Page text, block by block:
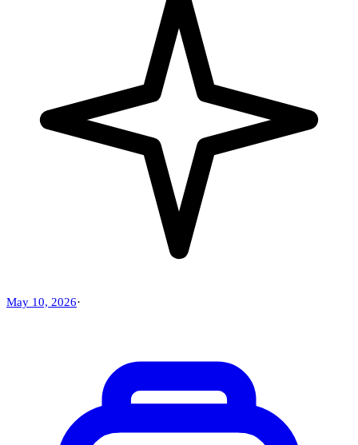
May 10, 2026·